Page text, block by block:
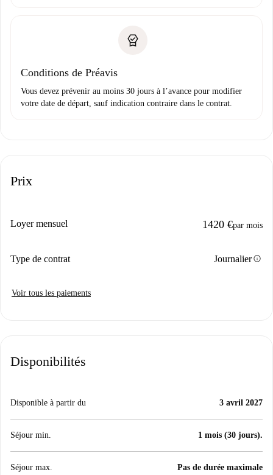
Conditions de Préavis
Vous devez prévenir au moins 30 jours à l’avance pour modifier
votre date de départ, sauf indication contraire dans le contrat.
Prix
Loyer mensuel 1420 €par mois
Type de contrat Journalierinfo
Voir tous les paiements
Disponibilités
Disponible à partir du 3 avril 2027
Séjour min. 1 mois (30 jours).
Séjour max. Pas de durée maximale